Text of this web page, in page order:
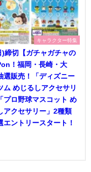
キャラクター特集
)締切【ガチャガチャの
！福岡・長崎・大
選販売！「ディズニー
ム めじるしアクセサリ
プロ野球マスコット め
アクセサリー」2種類
エントリースタート！